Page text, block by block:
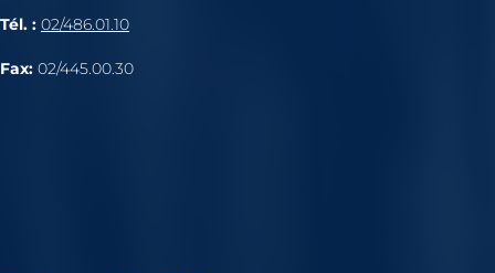
Tél. : 02/486.01.10
Fax: 02/445.00.30